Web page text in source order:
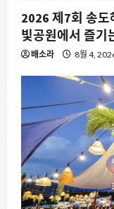
2026 제7회 송
빛공원에서 즐기
배소라 8월 4,
2